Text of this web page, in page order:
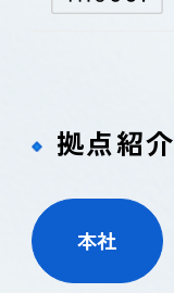
拠点紹介
本社